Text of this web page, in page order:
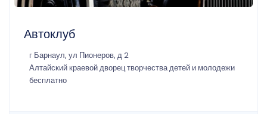
Автоклуб
г Барнаул, ул Пионеров, д 2
Алтайский краевой дворец творчества детей и молодежи
бесплатно